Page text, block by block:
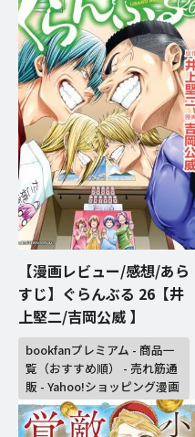
【漫画レビュー/感想/あら
すじ】ぐらんぶる 26【井
上堅二/吉岡公威 】
bookfanプレミアム - 商品一
覧（おすすめ順） - 売れ筋通
販 - Yahoo!ショッピング漫画